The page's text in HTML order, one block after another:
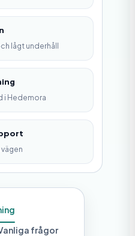
lågt underhåll
i Hedemora
frågor